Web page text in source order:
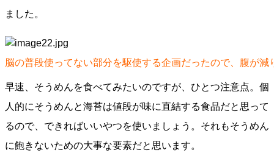
ました。
脳の普段使ってない部分を駆使する企画だったので、腹が減
早速、そうめんを食べてみたいのですが、ひとつ注意点。個
人的にそうめんと海苔は値段が味に直結する食品だと思って
るので、できればいいやつを使いましょう。それもそうめん
に飽きないための大事な要素だと思います。